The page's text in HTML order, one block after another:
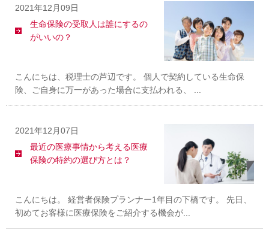
2021年12月09日
生命保険の受取人は誰にするの
がいいの？
こんにちは、税理士の芦辺です。 個人で契約している生命保
険、ご自身に万一があった場合に支払われる、 ...
2021年12月07日
最近の医療事情から考える医療
保険の特約の選び方とは？
こんにちは。 経営者保険プランナー1年目の下橋です。 先日、
初めてお客様に医療保険をご紹介する機会が...